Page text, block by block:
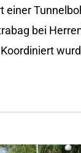
einer
bei